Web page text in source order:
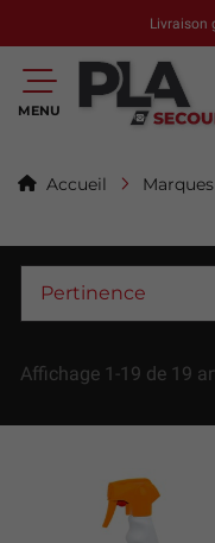
Livraison
MENU
Accueil Marques
Pertinence
Affichage 1-19 de 19